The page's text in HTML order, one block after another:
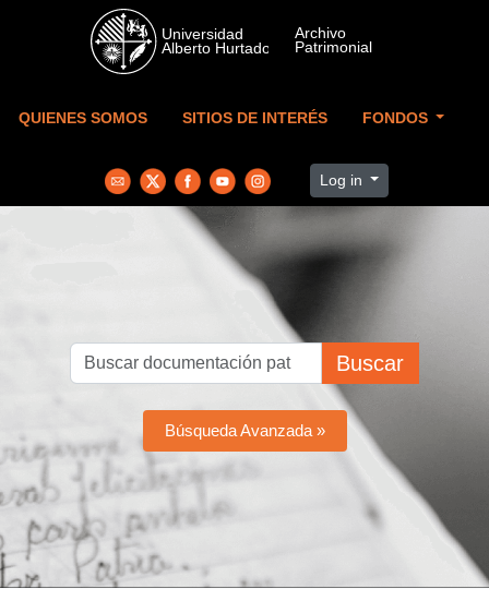
Skip to main content
QUIENES SOMOS SITIOS DE INTERÉS FONDOS
Log in
Buscar
Búsqueda Avanzada »